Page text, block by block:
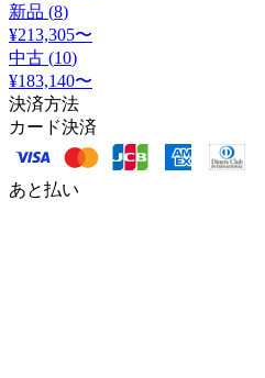
新品 (8)
¥213,305〜
中古 (10)
¥183,140〜
決済方法
カード決済
あと払い